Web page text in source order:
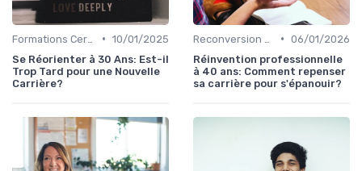
• 10/01/2025
Se Réorienter à 30 Ans: Est-il
Trop Tard pour une Nouvelle
Carrière?
• 06/01/2026
Réinvention professionnelle
à 40 ans: Comment repenser
sa carrière pour s'épanouir?